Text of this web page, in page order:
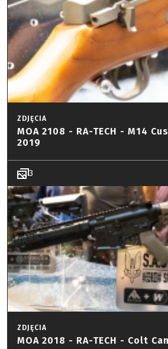
ZDJĘCIA
MOA 2108 - RA-TECH - M14
2019
3
ZDJĘCIA
MOA 2018 - RA-TECH - Colt